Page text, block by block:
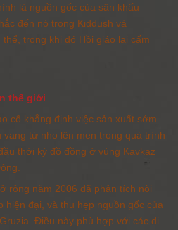
là nguồn gốc của sân khấu
đến nó trong Kiddush và
thể , trong khi đó Hồi giáo lại cấm
thế giới
cổ khẳng định việc sản xuất sớm
từ nho lên men trong quá trình
thời kỳ đồ đồng ở vùng Kavkaz
rộng năm 2006 đã phân tích nòi
hiện đại, và thu hẹp nguồn gốc của
Gruzia Điều này phù hợp với các di